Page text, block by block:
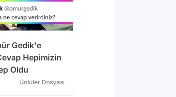
Gedik'e
Hepimizin
Oldu
Ünlüler Dosyası